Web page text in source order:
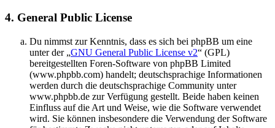
4. General Public License
Du nimmst zur Kenntnis, dass es sich bei phpBB um eine
unter der „GNU General Public License v2“ (GPL)
bereitgestellten Foren-Software von phpBB Limited
(www.phpbb.com) handelt; deutschsprachige Informationen
werden durch die deutschsprachige Community unter
www.phpbb.de zur Verfügung gestellt. Beide haben keinen
Einfluss auf die Art und Weise, wie die Software verwendet
wird. Sie können insbesondere die Verwendung der Software